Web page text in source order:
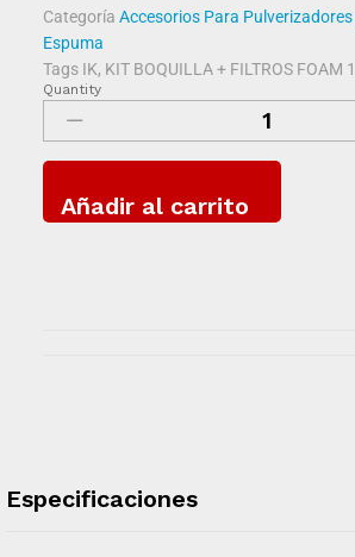
Categoría Accesorios Para
Espuma
Tags IK, KIT BOQUILLA + FILTROS FOAM
Quantity
Añadir al carrito
Especificaciones